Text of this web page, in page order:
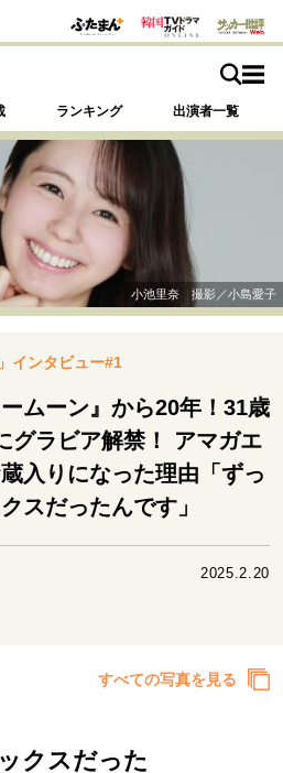
ランキング 出演者一覧
探す
決断の裏側
動いた日 10代の挫折と原点
小池里奈 撮影／小島愛子
インタビュー#1
ムーン』から20年！31歳
グラビア解禁！ アマガエ
入りになった理由「ずっ
スだったんです」
2025.2.20
すべての写真を見る
クスだった